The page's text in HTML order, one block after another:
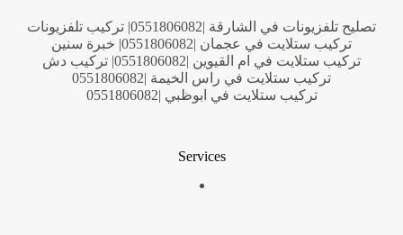
تصليح تلفزيونات في الشارقة |0551806082| تركيب تلفزيونات
تركيب ستلايت في عجمان |0551806082| خبرة سنين
تركيب ستلايت في ام القيوين |0551806082| تركيب دش
تركيب ستلايت في راس الخيمة |0551806082
تركيب ستلايت في ابوظبي |0551806082
Services